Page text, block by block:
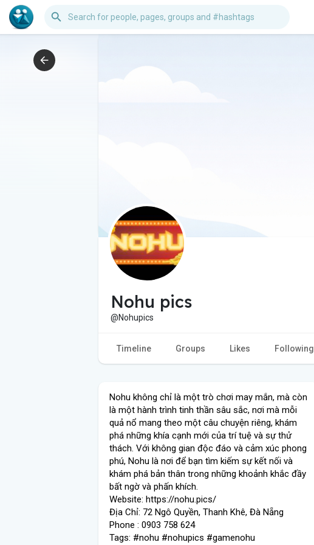
Nohu pics
@Nohupics
Timeline Groups Likes Following
Nohu không chỉ là một trò chơi may mắn, mà còn
là một hành trình tinh thần sâu sắc, nơi mà mỗi
quả nổ mang theo một câu chuyện riêng, khám
phá những khía cạnh mới của trí tuệ và sự thử
thách. Với không gian độc đáo và cảm xúc phong
phú, Nohu là nơi để bạn tìm kiếm sự kết nối và
khám phá bản thân trong những khoảnh khắc đầy
bất ngờ và phấn khích.
Website: https://nohu.pics/
Địa Chỉ: 72 Ngô Quyền, Thanh Khê, Đà Nẵng
Phone : 0903 758 624
Tags: #nohu #nohupics #gamenohu